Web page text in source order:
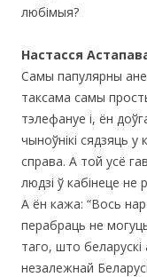
любімыя?
Настасся
Самы папулярны
таксама самы
тэлефануе і, ён
чыноўнікі сядзяць
справа. А той усё
людзі ў кабінеце
А ён кажа: “Вось
перабраць не
таго, што беларускi
незалежнай